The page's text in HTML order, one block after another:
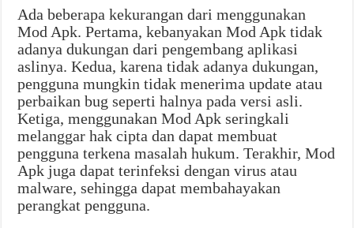
Ada beberapa kekurangan dari menggunakan
Mod Apk. Pertama, kebanyakan Mod Apk tidak
adanya dukungan dari pengembang aplikasi
aslinya. Kedua, karena tidak adanya dukungan,
pengguna mungkin tidak menerima update atau
perbaikan bug seperti halnya pada versi asli.
Ketiga, menggunakan Mod Apk seringkali
melanggar hak cipta dan dapat membuat
pengguna terkena masalah hukum. Terakhir, Mod
Apk juga dapat terinfeksi dengan virus atau
malware, sehingga dapat membahayakan
perangkat pengguna.